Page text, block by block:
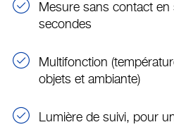
Mesure sans contact en
secondes
Multifonction
objets et ambiante)
Lumière de suivi, pour